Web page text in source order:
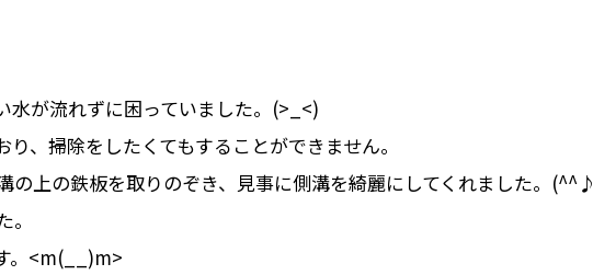
水が流れずに困っていました。(>_<)
、掃除をしたくてもすることができません。
の上の鉄板を取りのぞき、見事に側溝を綺麗にしてくれました。(^^♪
。<m(__)m>